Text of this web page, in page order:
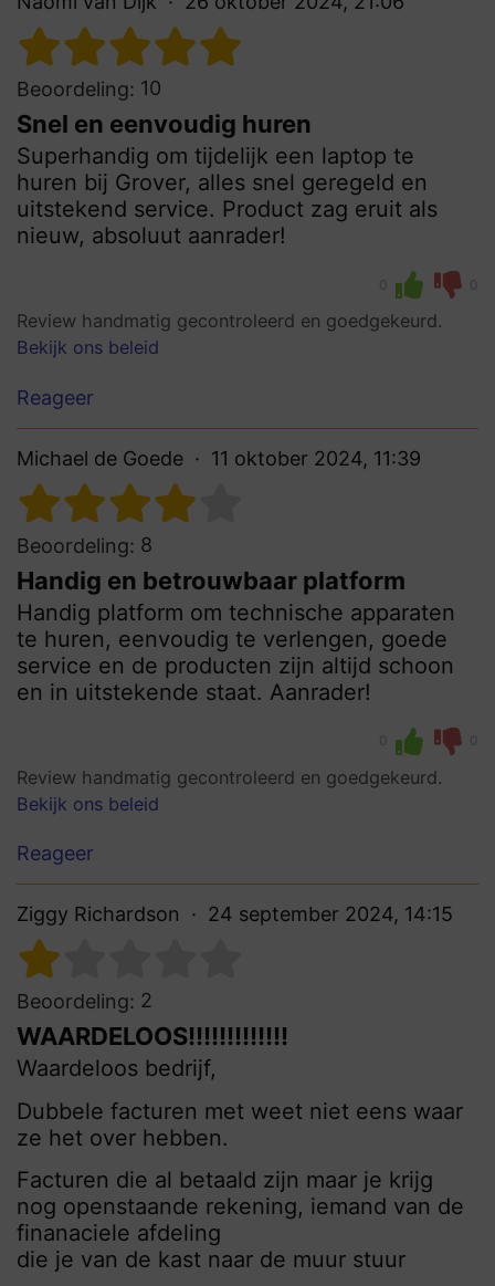
Beoordeling: 10
Snel en eenvoudig huren
Superhandig om tijdelijk een laptop te
huren bij Grover, alles snel geregeld en
uitstekend service. Product zag eruit als
nieuw, absoluut aanrader!
0 0
Review handmatig gecontroleerd en goedgekeurd.
Bekijk ons beleid
Reageer
Michael de Goede 11 oktober 2024, 11:39
Beoordeling: 8
Handig en betrouwbaar platform
Handig platform om technische apparaten
te huren, eenvoudig te verlengen, goede
service en de producten zijn altijd schoon
en in uitstekende staat. Aanrader!
0 0
Review handmatig gecontroleerd en goedgekeurd.
Bekijk ons beleid
Reageer
Ziggy Richardson 24 september 2024, 14:15
Beoordeling: 2
WAARDELOOS!!!!!!!!!!!!!
Waardeloos bedrijf,
Dubbele facturen met weet niet eens waar
ze het over hebben.
Facturen die al betaald zijn maar je krijg
nog openstaande rekening, iemand van de
finanaciele afdeling
die je van de kast naar de muur stuur